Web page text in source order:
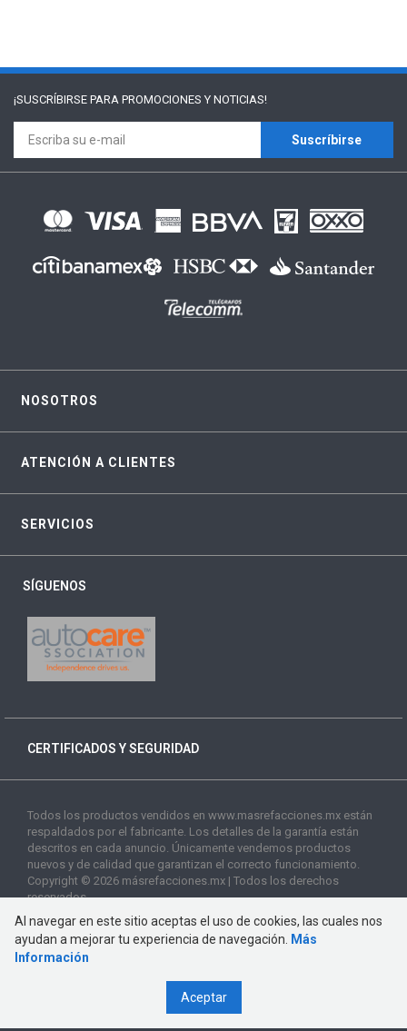
¡SUSCRÍBIRSE PARA PROMOCIONES Y NOTICIAS!
Suscríbirse
NOSOTROS
ATENCIÓN A CLIENTES
SERVICIOS
SÍGUENOS
CERTIFICADOS Y SEGURIDAD
Todos los productos vendidos en www.masrefacciones.mx están
respaldados por el fabricante. Los detalles de la garantía están
descritos en cada anuncio. Únicamente vendemos productos
nuevos y de calidad que garantizan el correcto funcionamiento.
Copyright © 2026 másrefacciones.mx | Todos los derechos
reservados
Al navegar en este sitio aceptas el uso de cookies, las cuales nos
ayudan a mejorar tu experiencia de navegación.
Más
Información
Aceptar